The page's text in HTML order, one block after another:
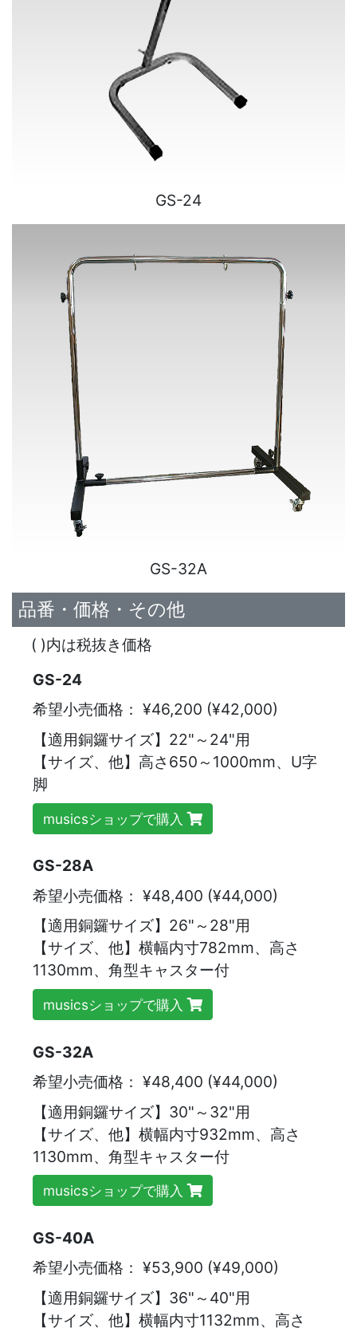
GS-24
GS-32A
品番・価格・その他
( )内は税抜き価格
GS-24
希望小売価格： ¥46,200 (¥42,000)
【適用銅鑼サイズ】22"～24"用
【サイズ、他】高さ650～1000mm、U字
脚
musicsショップで購入
GS-28A
希望小売価格： ¥48,400 (¥44,000)
【適用銅鑼サイズ】26"～28"用
【サイズ、他】横幅内寸782mm、高さ
1130mm、角型キャスター付
musicsショップで購入
GS-32A
希望小売価格： ¥48,400 (¥44,000)
【適用銅鑼サイズ】30"～32"用
【サイズ、他】横幅内寸932mm、高さ
1130mm、角型キャスター付
musicsショップで購入
GS-40A
希望小売価格： ¥53,900 (¥49,000)
【適用銅鑼サイズ】36"～40"用
【サイズ、他】横幅内寸1132mm、高さ